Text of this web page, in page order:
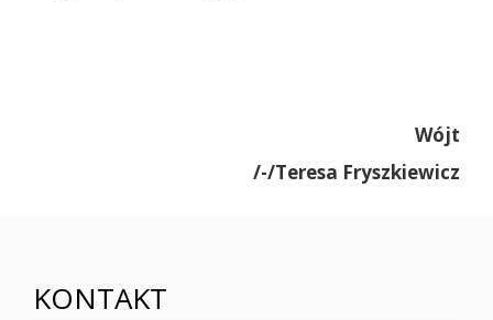
Wójt
/-/Teresa Fryszkiewicz
KONTAKT